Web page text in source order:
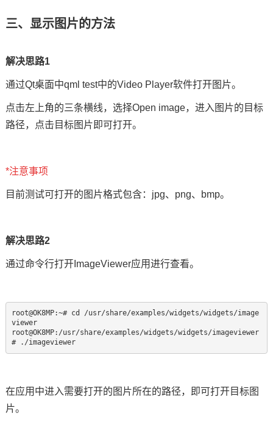
三、显示图片的方法
解决思路1
通过Qt桌面中qml test中的Video Player软件打开图片。
点击左上角的三条横线，选择Open image，进入图片的目标
路径，点击目标图片即可打开。
*注意事项
目前测试可打开的图片格式包含：jpg、png、bmp。
解决思路2
通过命令行打开ImageViewer应用进行查看。
root@OK8MP:~# cd /usr/share/examples/widgets/widgets/image
viewer
root@OK8MP:/usr/share/examples/widgets/widgets/imageviewer
# ./imageviewer
在应用中进入需要打开的图片所在的路径，即可打开目标图
片。